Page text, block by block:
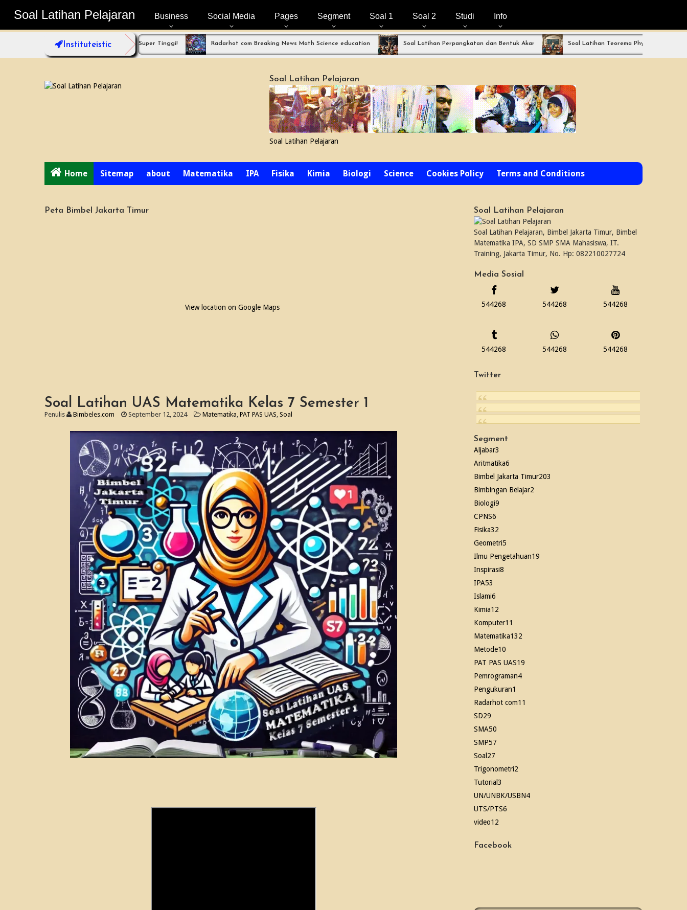
Soal Latihan Pelajaran Business Social Media Pages Segment Soal 1 Soal 2 Studi Info
Instituteistic
Bimbel Jakarta Timur dengan Fokus Super Tinggi! Radarhot com Breaking News Math Science education Soal Latihan Perpangkatan dan Bentuk Akar Soal Latihan Teorema Phytagoras by Bimbel
Soal Latihan Pelajaran
Soal Latihan Pelajaran
Home Sitemap about Matematika IPA Fisika Kimia Biologi Science Cookies Policy Terms and Conditions
Peta Bimbel Jakarta Timur
View location on Google Maps
Soal Latihan UAS Matematika Kelas 7 Semester 1
Penulis Bimbeles.com September 12, 2024 Matematika, PAT PAS UAS, Soal
Soal Latihan Pelajaran
Soal Latihan Pelajaran, Bimbel Jakarta Timur, Bimbel
Matematika IPA, SD SMP SMA Mahasiswa, IT.
Training, Jakarta Timur, No. Hp: 082210027724
Media Sosial
544268 544268 544268
544268 544268 544268
Twitter
Segment
Aljabar3
Aritmatika6
Bimbel Jakarta Timur203
Bimbingan Belajar2
Biologi9
CPNS6
Fisika32
Geometri5
Ilmu Pengetahuan19
Inspirasi8
IPA53
Islami6
Kimia12
Komputer11
Matematika132
Metode10
PAT PAS UAS19
Pemrograman4
Pengukuran1
Radarhot com11
SD29
SMA50
SMP57
Soal 27
Trigonometri2
Tutorial 3
UN/UNBK/USBN4
UTS/PTS6
video12
Facebook